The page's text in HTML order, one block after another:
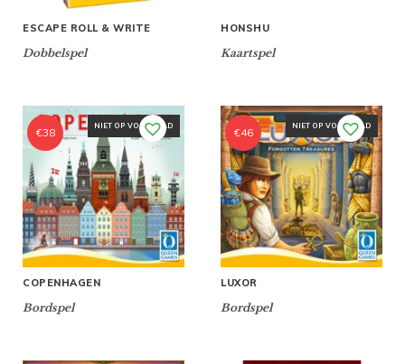
ESCAPE ROLL & WRITE
Dobbelspel
HONSHU
Kaartspel
NIET OP VOORRAAD
COPENHAGEN
Bordspel
€38
NIET OP VOORRAAD
LUXOR
Bordspel
€46